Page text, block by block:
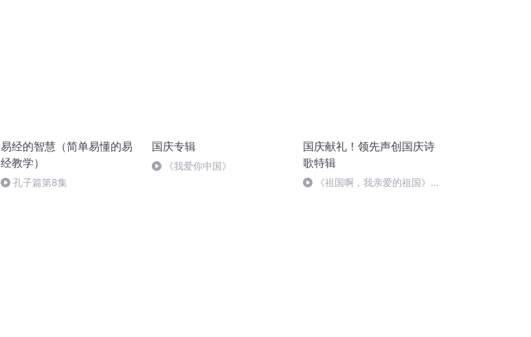
易经的智慧（简单易懂的易
经教学）
孔子篇第8集
国庆专辑
《我爱你中国》
国庆献礼！领先声创国庆诗
歌特辑
《祖国啊，我亲爱的祖国》温